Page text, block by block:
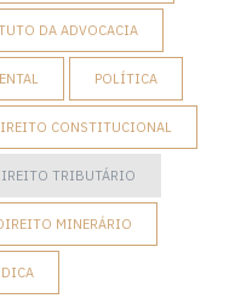
DA ADVOCACIA
POLÍTICA
CONSTITUCIONAL
TRIBUTÁRIO
MINERÁRIO